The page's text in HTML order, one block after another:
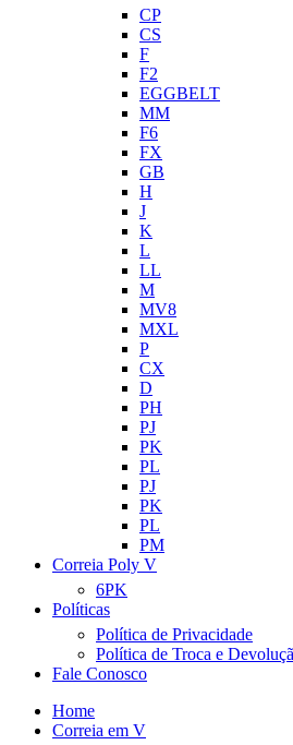
CP
CS
F
F2
EGGBELT
MM
F6
FX
GB
H
J
K
L
LL
M
MV8
MXL
P
CX
D
PH
PJ
PK
PL
PJ
PK
PL
PM
Correia Poly V
6PK
Políticas
Política de Privacidade
Política de Troca e
Fale Conosco
Home
Correia em V